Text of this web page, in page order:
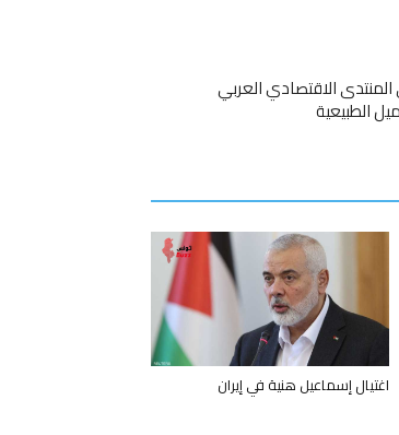
الاقتصادي العربي
الطبيعية
اغتيال إسماعيل هنية في إيران